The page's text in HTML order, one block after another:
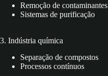
Remoção de contaminantes
Sistemas de purificação
3. Indústria química
Separação de compostos
Processos contínuos